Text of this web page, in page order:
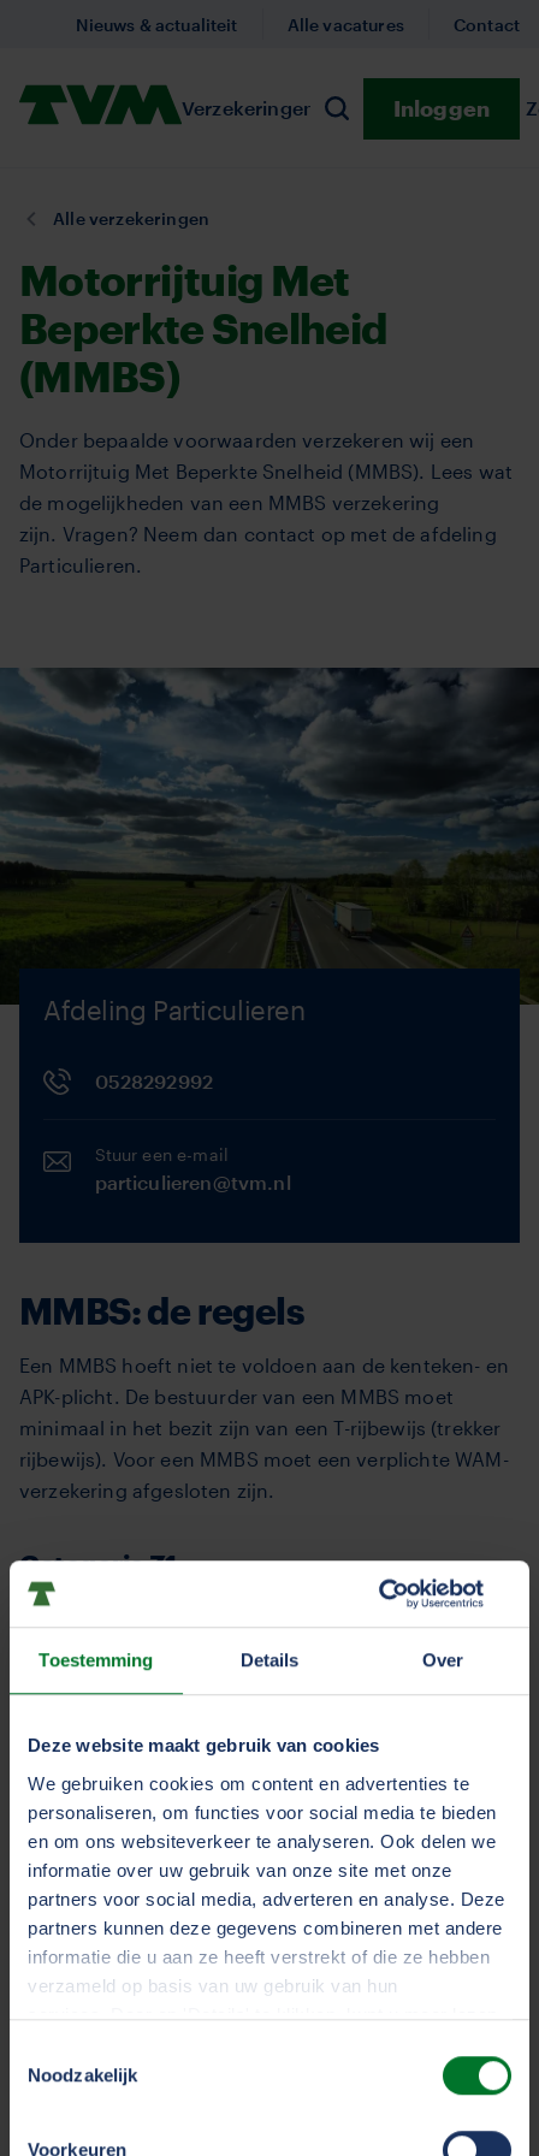
Toestemming Details Over
Deze website maakt gebruik van cookies
We gebruiken cookies om content en advertenties te
personaliseren, om functies voor social media te bieden
en om ons websiteverkeer te analyseren. Ook delen we
informatie over uw gebruik van onze site met onze
partners voor social media, adverteren en analyse. Deze
partners kunnen deze gegevens combineren met andere
informatie die u aan ze heeft verstrekt of die ze hebben
verzameld op basis van uw gebruik van hun
services. Door op 'Details' te klikken, kunt u meer lezen
toestemming intrekken. Door op 'Alles accepteren' te
klikken, gaat u akkoord met het gebruik van alle cookies
Noodzakelijk
Voorkeuren
Overslaan
de
Homepage,
Verzekeringen SubmenuPreventie
Zoeken
Inloggen
Nieuws & actualiteit Alle vacatures Contact
U
hier:
Alle verzekeringen
Motorrijtuig Met
Beperkte Snelheid
(MMBS)
Onder bepaalde voorwaarden verzekeren wij een
Motorrijtuig Met Beperkte Snelheid (MMBS). Lees wat
de mogelijkheden van een MMBS verzekering
zijn. Vragen? Neem dan contact op met de afdeling
Particulieren.
Afdeling Particulieren
0528292992
Stuur een e-mail
particulieren@tvm.nl
MMBS: de regels
Een MMBS hoeft niet te voldoen aan de kenteken- en
APK-plicht. De bestuurder van een MMBS moet
minimaal in het bezit zijn van een T-rijbewijs (trekker
rijbewijs). Voor een MMBS moet een verplichte WAM-
verzekering afgesloten zijn.
Categorie Z1
Een MMBS-voertuig kan een constructiesnelheid
categorieën, waarvan alleen categorie Z1 bij TVM
een voertuig die:
Bedoeld is voor het op korte afstand afleveren
of ophalen van goederen
Een laadvloer heeft van minimaal 1,5 x 1,5 meter
of minimaal 3m2